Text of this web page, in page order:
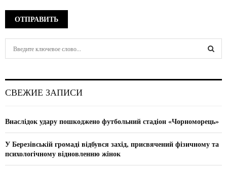
h
o
C
СВЕЖИЕ ЗАПИСИ
Внаслідок удару пошкоджено футбольний стадіон «Чорноморець»
У Березівській громаді відбувся захід, присвячений фізичному та
психологічному відновленню жінок